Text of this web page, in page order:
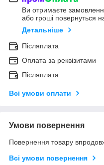
Ви отримаєте
або гроші повернуться
Детальніше
Післяплата
Оплата за реквізитами
Післяплата
Всі умови оплати
Умови повернення
Повернення товару
Всі умови повернення